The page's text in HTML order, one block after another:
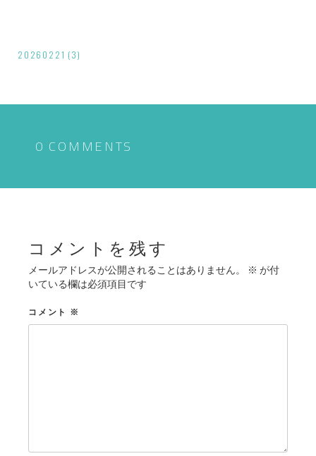
投
ナ
シ
20260221 (3)
0 COMMENTS
コメントを残す
メールアドレスが公開されることはありません。 ※ が付
いている欄は必須項目です
コメント ※